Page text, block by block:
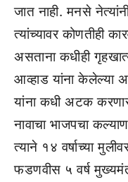
जात नाही. मनसे
त्यांच्यावर कोणतीही
असताना कधीही
आव्हाड यांना केलेल्या
यांना कधी अटक
नावाचा भाजपचा
त्याने १४ वर्षाच्या
फडणवीस ५ वर्ष